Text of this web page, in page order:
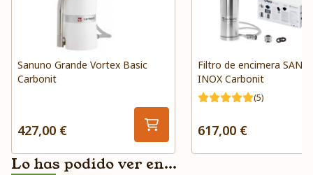
Sanuno Grande Vortex Basic
Carbonit
427,00 €
Filtro de encimera
INOX Carbonit
(5)
617,00 €
Lo has podido ver en...